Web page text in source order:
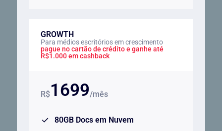
GROWTH
Para médios escritórios em crescimento
pague no cartão de crédito e ganhe até
R$1.000 em cashback
R$1699/mês
80GB Docs em Nuvem